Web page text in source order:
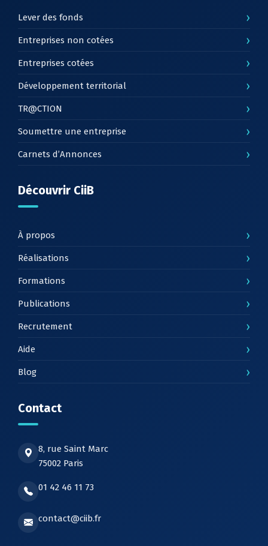
Lever des fonds ›
Entreprises non cotées ›
Entreprises cotées ›
Développement territorial ›
TR@CTION ›
Soumettre une entreprise ›
Carnets d’Annonces ›
Découvrir CiiB
À propos ›
Réalisations ›
Formations ›
Publications ›
Recrutement ›
Aide ›
Blog ›
Contact
8, rue Saint Marc
75002 Paris
01 42 46 11 73
contact@ciib.fr